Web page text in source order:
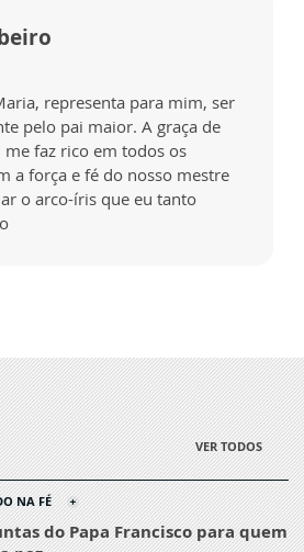
representa para mim, ser
pelo pai maior. A graça de
faz rico em todos os
a força e fé do nosso mestre
o arco-íris que eu tanto
VER TODOS
NA FÉ
do Papa Francisco para quem